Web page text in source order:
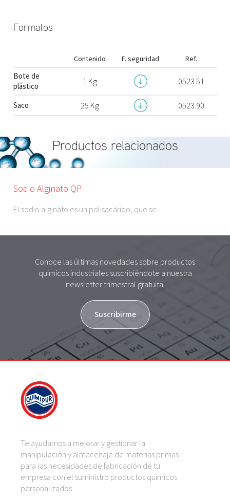
Formatos
Contenido F. seguridad Ref.
Bote de
plástico
1 Kg 0523.51
Saco 25 Kg 0523.90
Productos relacionados
Sodio Alginato QP
El sodio alginato es un polisacárido, que se…
Conoce las últimas novedades sobre productos
químicos industriales suscribiéndote a nuestra
newsletter trimestral gratuita.
Suscribirme
Te ayudamos a mejorar y gestionar la
manipulación y almacenaje de materias primas
para las necesidades de fabricación de tu
empresa con el suministro productos químicos
personalizados.